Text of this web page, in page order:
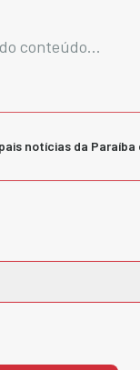
conteúdo...
notícias da Paraíba